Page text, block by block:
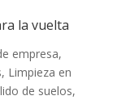
la vuelta
empresa,
, Limpieza en
de suelos,